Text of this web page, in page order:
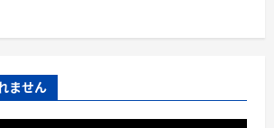
ません